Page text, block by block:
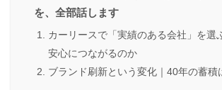
を、全部話します
カーリースで「実績のある会社」を選
安心につながるのか
ブランド刷新という変化｜40年の蓄積